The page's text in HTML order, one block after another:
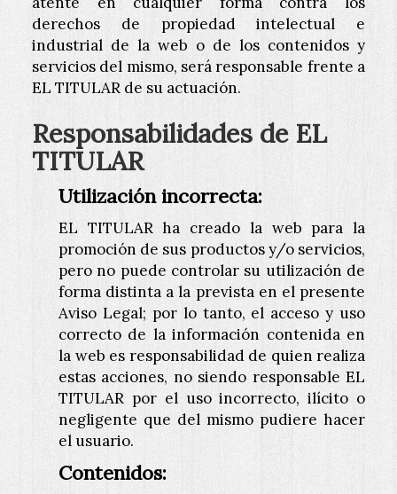
derechos de propiedad intelectual e
industrial de la web o de los contenidos y
servicios del mismo, será responsable frente a
EL TITULAR de su actuación.
Responsabilidades de EL
TITULAR
Utilización incorrecta:
EL TITULAR ha creado la web para la
promoción de sus productos y/o servicios,
pero no puede controlar su utilización de
forma distinta a la prevista en el presente
Aviso Legal; por lo tanto, el acceso y uso
correcto de la información contenida en
la web es responsabilidad de quien realiza
estas acciones, no siendo responsable EL
TITULAR por el uso incorrecto, ilícito o
negligente que del mismo pudiere hacer
el usuario.
Contenidos: